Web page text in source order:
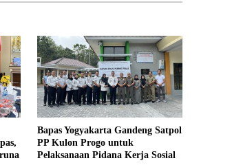
Bapas Yogyakarta Gandeng Satpol
PP Kulon Progo untuk
Pelaksanaan Pidana Kerja Sosial